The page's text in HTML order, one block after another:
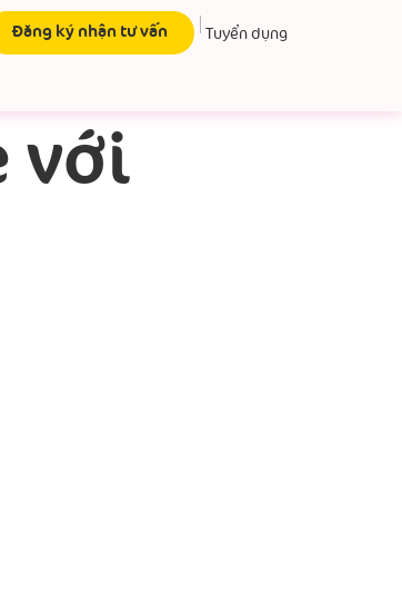
Đăng ký nhận tư vấn Tuyển dụng
với